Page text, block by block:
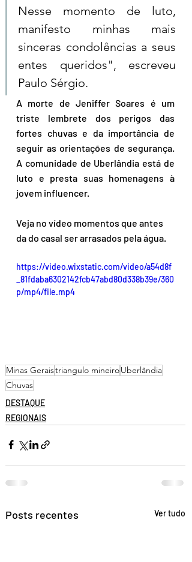
Nesse momento de luto,
manifesto minhas mais
sinceras condolências a seus
entes queridos", escreveu
Paulo Sérgio.
A morte de Jeniffer Soares é um
triste lembrete dos perigos das
fortes chuvas e da importância de
seguir as orientações de segurança.
A comunidade de Uberlândia está de
luto e presta suas homenagens à
jovem influencer.
Veja no vídeo momentos que antes
da do casal ser arrasados pela água.
https://video.wixstatic.com/video/a54d8f
_81fdaba6302142fcb47abd80d338b39e/360
p/mp4/file.mp4
Minas Geraistriangulo mineiroUberlândia
Chuvas
DESTAQUE
REGIONAIS
Posts recentes Ver tudo